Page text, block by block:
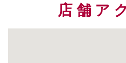
店舗ア